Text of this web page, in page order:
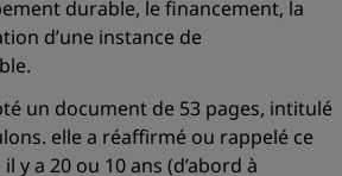
durable, le financement, la
d’une instance de
un document de 53 pages, intitulé
. elle a réaffirmé ou rappelé ce
y a 20 ou 10 ans (d’abord à